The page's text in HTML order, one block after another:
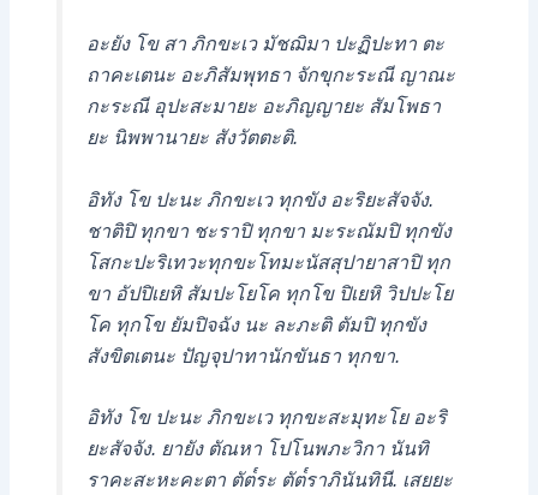
อะยัง โข สา ภิกขะเว มัชฌิมา ปะฏิปะทา ตะ
ถาคะเตนะ อะภิสัมพุทธา จักขุกะระณี ญาณะ
กะระณี อุปะสะมายะ อะภิญญายะ สัมโพธา
ยะ นิพพานายะ สังวัตตะติ.
อิทัง โข ปะนะ ภิกขะเว ทุกขัง อะริยะสัจจัง.
ชาติปิ ทุกขา ชะราปิ ทุกขา มะระณัมปิ ทุกขัง
โสกะปะริเทวะทุกขะโทมะนัสสุปายาสาปิ ทุก
ขา อัปปิเยหิ สัมปะโยโค ทุกโข ปิเยหิ วิปปะโย
โค ทุกโข ยัมปิจฉัง นะ ละภะติ ตัมปิ ทุกขัง
สังขิตเตนะ ปัญจุปาทานักขันธา ทุกขา.
อิทัง โข ปะนะ ภิกขะเว ทุกขะสะมุทะโย อะริ
ยะสัจจัง. ยายัง ตัณหา โปโนพภะวิกา นันทิ
ราคะสะหะคะตา ตัต๎ระ ตัต๎ราภินันทินี. เสยยะ